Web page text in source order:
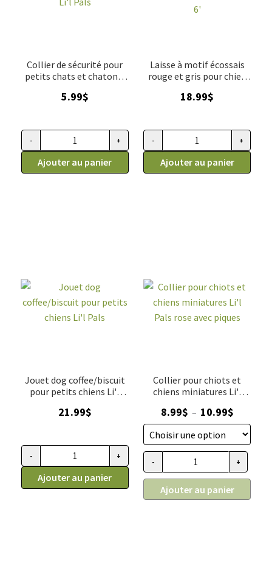
Collier de sécurité pour
petits chats et chatons,
5.99$
quantité de Collier de sécurité pour petits chats et chatons,
- +
Ajouter au panier
Laisse à motif écossais
rouge et gris pour chien
6'
18.99$
quantité de Laisse à motif
- +
Ajouter au panier
Jouet dog coffee/biscuit
pour petits chiens Li'l
21.99$
quantité de Jouet dog coffee/biscuit pour petits chiens Li'l
- +
Ajouter au panier
Collier pour chiots et
chiens miniatures Li'l
8.99$ – 10.99$Plage
de
prix :
8.99$
à
10.99$
quantité de Collier pour chiots
- +
Ajouter au panier